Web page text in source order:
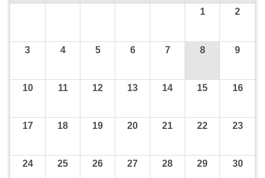
1
2
3 4 5 6 7 8 9
10 11 12 13 14 15 16
17 18 19 20 21 22 23
24 25 26 27 28 29 30